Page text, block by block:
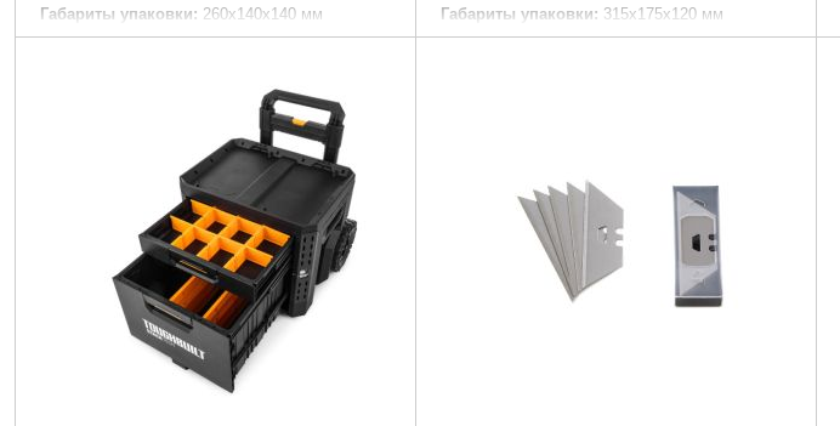
Габариты упаковки: 260x140x140 мм
Вес брутто: 427 г
Подробнее...
Габариты упаковки: 315x175x120 мм
Вес брутто: 352 г